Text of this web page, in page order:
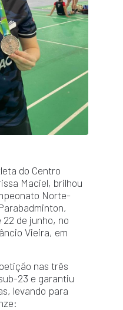
do Centro
Maciel, brilhou
Norte-
22 de junho, no
Vieira, em
nas três
23 e garantiu
levando para